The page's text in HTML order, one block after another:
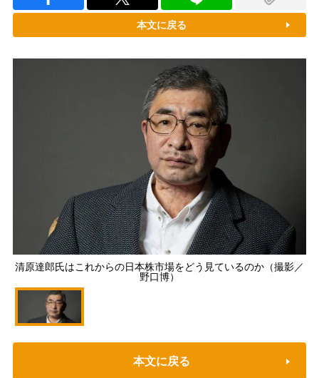
本文に戻る
清原達郎氏はこれからの日本株市場をどう見ているのか（撮影／
野口博）
本文に戻る